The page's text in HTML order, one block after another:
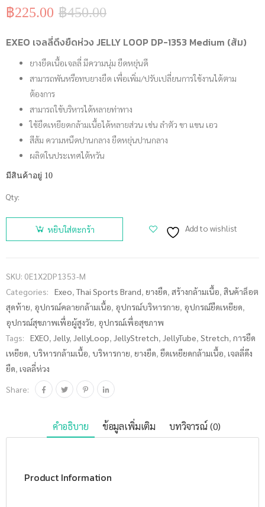
฿450.00
Original
฿450.00.
฿225.00
Current
฿225.00.
EXEO เจลลี่ดึงยืดห่วง JELLY LOOP DP-1353 Medium (ส้ม)
ยางยืดเนื้อเจลลี่ มีความนุ่ม ยืดหยุ่นดี
สามารถพันหรือทบยางยืด เพื่อเพิ่ม/ปรับเปลี่ยนการใช้งานได้ตาม
ต้องการ
สามารถใช้บริหารได้หลายท่าทาง
ใช้ยืดเหยียดกล้ามเนื้อได้หลายส่วน เช่น ลำตัว ขา แขน เอว
สีส้ม ความหนืดปานกลาง ยืดหยุ่นปานกลาง
ผลิตในประเทศไต้หวัน
มีสินค้าอยู่ 10
Qty:
จำนวน
EXEO เจลลี่
1353
Medium
(ส้ม) ชิ้น
หยิบใส่ตะกร้า Add to wishlist
SKU: 0E1X2DP1353-M
Categories:
Exeo,Thai Sports Brand, ยางยืด, สร้างกล้ามเนื้อ, สินค้าล็อต
สุดท้าย, อุปกรณ์คลายกล้ามเนื้อ, อุปกรณ์บริหารกาย, อุปกรณ์ยืดเหยียด,
อุปกรณ์สุขภาพเพื่อผู้สูงวัย, อุปกรณ์เพื่อสุขภาพ
Tags:
EXEO, Jelly, JellyLoop, JellyStretch, JellyTube, Stretch, การยืด
เหยียด, บริหารกล้ามเนื้อ, บริหารกาย, ยางยืด, ยืดเหยียดกล้ามเนื้อ, เจลลี่ดึง
ยืด, เจลลี่ห่วง
Share:
คำอธิบาย ข้อมูลเพิ่มเติม บทวิจารณ์ (0)
Product Information